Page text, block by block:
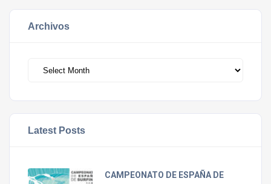
Archivos
Latest Posts
CAMPEONATO DE ESPAÑA DE